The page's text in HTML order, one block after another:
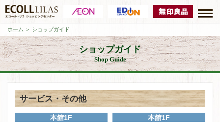
ホーム ＞ ショップガイド
ショップガイド
Shop Guide
サービス・その他
本館1F
本館1F